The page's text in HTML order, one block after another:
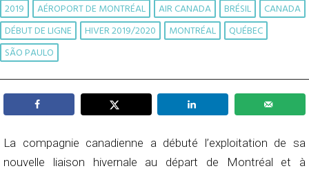
2019 AÉROPORT DE MONTRÉAL AIR CANADA BRÉSIL
CANADA
DÉBUT DE LIGNE
HIVER 2019/2020 MONTRÉAL
QUÉBEC
SÃO PAULO
La compagnie canadienne a débuté l’exploitation de sa
nouvelle liaison hivernale au départ de Montréal et à